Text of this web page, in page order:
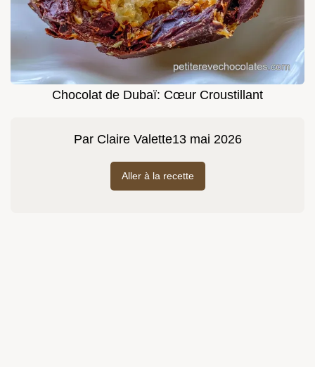
Chocolat de Dubaï: Cœur Croustillant
Par Claire Valette13 mai 2026
Aller à la recette